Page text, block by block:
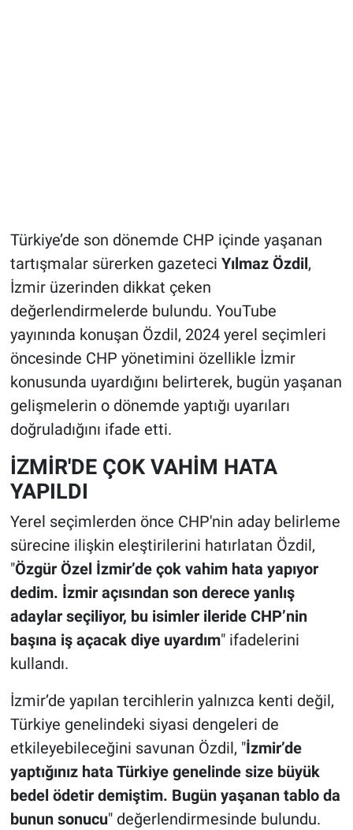
Türkiye’de son dönemde CHP içinde yaşanan
tartışmalar sürerken gazeteci Yılmaz Özdil,
İzmir üzerinden dikkat çeken
değerlendirmelerde bulundu. YouTube
yayınında konuşan Özdil, 2024 yerel seçimleri
öncesinde CHP yönetimini özellikle İzmir
konusunda uyardığını belirterek, bugün yaşanan
gelişmelerin o dönemde yaptığı uyarıları
doğruladığını ifade etti.
İZMİR'DE ÇOK VAHİM HATA
YAPILDI
Yerel seçimlerden önce CHP'nin aday belirleme
sürecine ilişkin eleştirilerini hatırlatan Özdil,
"Özgür Özel İzmir’de çok vahim hata yapıyor
dedim. İzmir açısından son derece yanlış
adaylar seçiliyor, bu isimler ileride CHP’nin
başına iş açacak diye uyardım" ifadelerini
kullandı.
İzmir’de yapılan tercihlerin yalnızca kenti değil,
Türkiye genelindeki siyasi dengeleri de
etkileyebileceğini savunan Özdil, "İzmir’de
yaptığınız hata Türkiye genelinde size büyük
bedel ödetir demiştim. Bugün yaşanan tablo da
bunun sonucu" değerlendirmesinde bulundu.